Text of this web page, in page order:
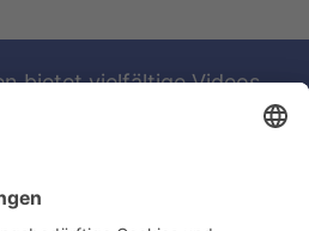
bietet vielfältige Videos,
Informationen.
für Medien, Bildung